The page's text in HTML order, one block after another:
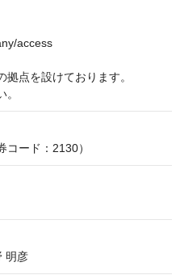
access
点を設けております。
ード：2130）
明彦